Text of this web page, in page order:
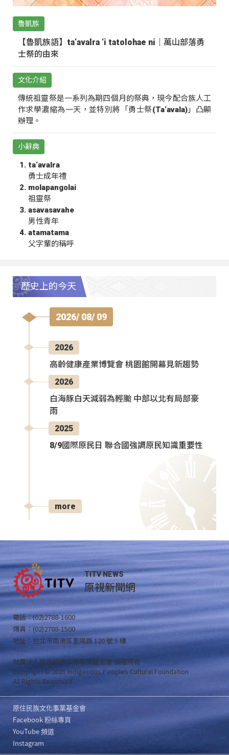
魯凱族
【魯凱族語】ta‘avalra ‘i tatolohae ni｜萬山部落勇
士祭的由來
文化介紹
傳統祖靈祭是一系列為期四個月的祭典，現今配合族人工
作求學濃縮為一天，並特別將「勇士祭(Ta‘avala)」凸顯
辦理。
小辭典
ta‘avalra
勇士成年禮
molapangolai
祖靈祭
asavasavahe
男性青年
atamatama
父字輩的稱呼
歷史上的今天
2026/ 08/ 09
2026
高齡健康產業博覽會 桃園館開幕見新趨勢
2026
白海豚白天減弱為輕颱 中部以北有局部豪
雨
2025
8/9國際原民日 聯合國強調原民知識重要性
more
TITV NEWS
原視新聞網
電話：(02)2788-1600
傳真：(02)2788-1500
地址：台北市南港區重陽路 120 號 5 樓
財團法人原住民族文化事業基金會 版權所有
Copyright © 2021 Indigenous Peoples Cultural Foundation
All Rights Reserved .
原住民族文化事業基金會
Facebook 粉絲專頁
YouTube 頻道
Instagram